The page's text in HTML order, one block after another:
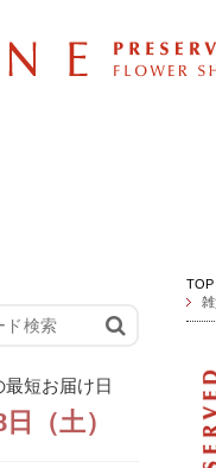
TOP